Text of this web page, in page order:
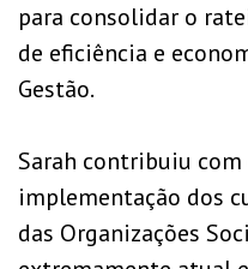
para consolidar o
de eficiência e
Gestão.
Sarah contribuiu
implementação dos
das Organizações